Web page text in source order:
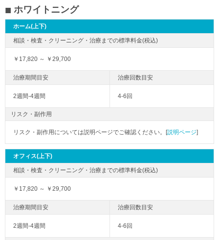
ホワイトニング
ホーム(上下)
￥17,820 ～ ￥29,700
2週間-4週間 4-6回
リスク・副作用
リスク・副作用については説明ページでご確認ください。[説明ページ]
オフィス(上下)
￥17,820 ～ ￥29,700
2週間-4週間 4-6回